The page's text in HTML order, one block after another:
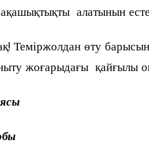
алатынын
Теміржолдан өту
жоғарыдағы қайғылы